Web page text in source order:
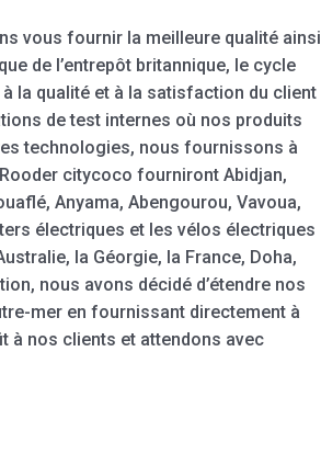
vous fournir la meilleure qualité ainsi
de l’entrepôt britannique, le cycle
la qualité et à la satisfaction du client
de test internes où nos produits
technologies, nous fournissons à
citycoco fourniront Abidjan,
Anyama, Abengourou, Vavoua,
électriques et les vélos électriques
la Géorgie, la France, Doha,
nous avons décidé d’étendre nos
mer en fournissant directement à
à nos clients et attendons avec